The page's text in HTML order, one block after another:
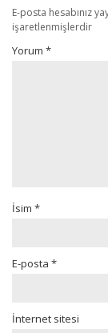
E-posta hesabınız
işaretlenmişlerdir
Yorum *
İsim *
E-posta *
İnternet sitesi